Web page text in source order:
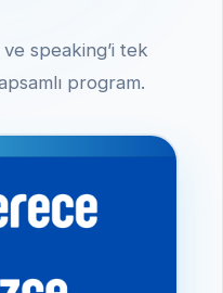
speaking’i tek
program.